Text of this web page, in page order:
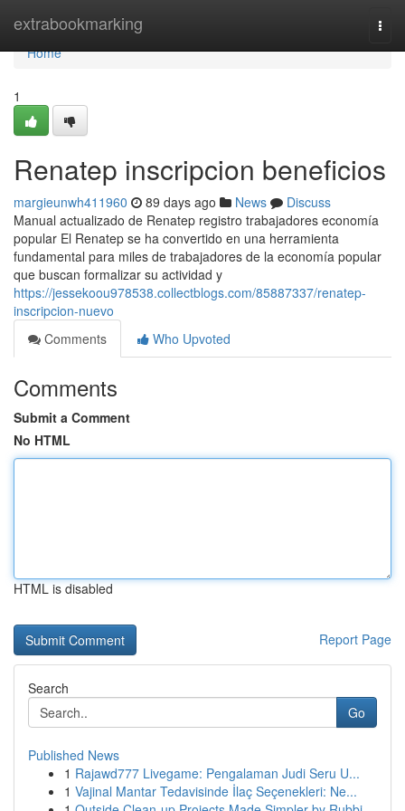
extrabookmarking
Home
Home
1
Renatep inscripcion beneficios
margieunwh411960 89 days ago News
Discuss
Manual actualizado de Renatep registro trabajadores economía
popular El Renatep se ha convertido en una herramienta
fundamental para miles de trabajadores de la economía popular
que buscan formalizar su actividad y
https://jessekoou978538.collectblogs.com/85887337/renatep-
inscripcion-nuevo
Comments
Who Upvoted
Comments
Submit a Comment
No HTML
HTML is disabled
Report Page
Search
Go
Published News
1 Rajawd777 Livegame: Pengalaman Judi Seru U...
1 Vajinal Mantar Tedavisinde İlaç Seçenekleri: Ne...